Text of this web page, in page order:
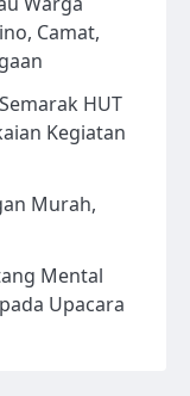
Camat,
HUT
Kegiatan
Murah,
Mental
Upacara